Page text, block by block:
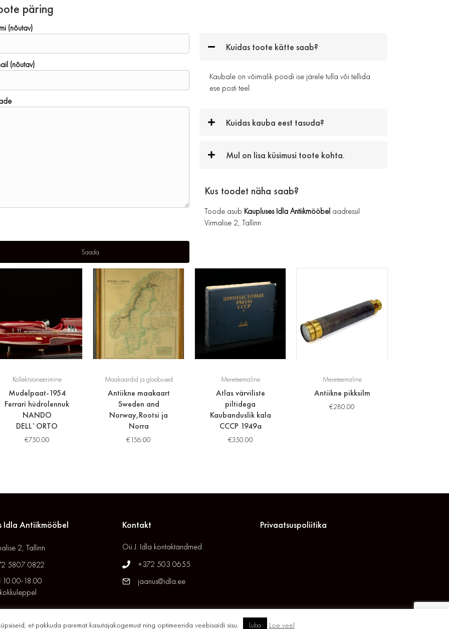
päring
(nõutav)
(nõutav)
Kuidas toote kätte saab?
Kaubale on võimalik poodi ise järele tulla või tellida
ese posti teel.
Kuidas kauba eest tasuda?
Mul on lisa küsimusi toote kohta.
Kus toodet näha saab?
Toode asub Kaupluses Idla Antiikmööbel aadressil
Virmalise 2, Tallinn
Kollektsioneerimine
Mudelpaat-1954
Ferrari hüdrolennuk
NANDO
DELL`ORTO
€750.00
Maakaardid ja gloobused
Antiikne maakaart
Sweden and
Norway,Rootsi ja
Norra
€156.00
Mereteemaline
Atlas värviliste
piltidega
Kaubanduslik kala
CCCP 1949a
€350.00
Mereteemaline
Antiikne pikksilm
€280.00
Idla Antiikmööbel
2, Tallinn
5807 0822
10.00-18.00
Kontakt
Oü J. Idla kontaktandmed
+372 503 0655
jaanus@idla.ee
Privaatsuspoliitika
et pakkuda paremat kasutajakogemust ning optimeerida veebisaidi sisu. Luba Loe veel